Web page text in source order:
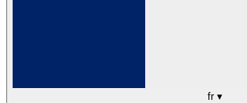
fr ▾